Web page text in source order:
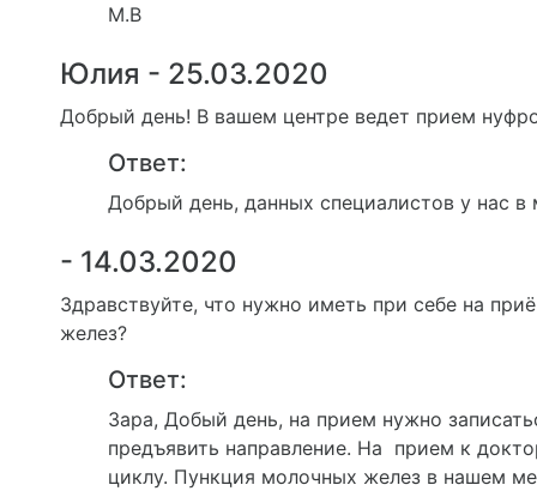
М.В
Юлия - 25.03.2020
Добрый день! В вашем центре ведет прием
Ответ:
Добрый день, данных специалистов у нас в
- 14.03.2020
Здравствуйте, что нужно иметь при себе на
желез?
Ответ:
Зара, Добый день, на прием нужно
предъявить направление. На прием к
циклу. Пункция молочных желез в нашем